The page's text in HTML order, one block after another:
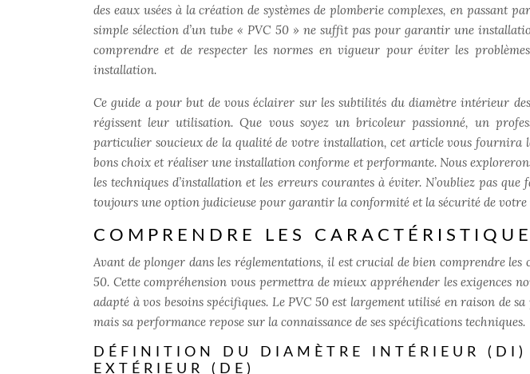
des eaux usées à la création de systèmes de plomberie complexes, en passant
simple sélection d’un tube « PVC 50 » ne suffit pas pour garantir une
comprendre et de respecter les normes en vigueur pour éviter les
installation.
Ce guide a pour but de vous éclairer sur les subtilités du diamètre intérieur
régissent leur utilisation. Que vous soyez un bricoleur passionné, un
particulier soucieux de la qualité de votre installation, cet article vous fournira
bons choix et réaliser une installation conforme et performante. Nous
les techniques d’installation et les erreurs courantes à éviter. N’oubliez pas
toujours une option judicieuse pour garantir la conformité et la sécurité de
COMPRENDRE LES
Avant de plonger dans les réglementations, il est crucial de bien comprendre
50. Cette compréhension vous permettra de mieux appréhender les exigences
adapté à vos besoins spécifiques. Le PVC 50 est largement utilisé en raison de
mais sa performance repose sur la connaissance de ses spécifications techniques.
DÉFINITION DU DIAMÈTRE INTÉRIEUR (DI)
EXTÉRIEUR (DE)